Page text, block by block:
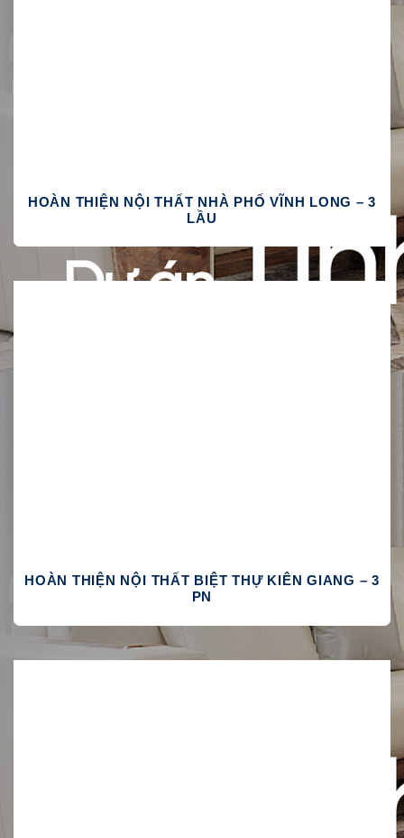
HOÀN THIỆN NỘI THẤT NHÀ PHỐ VĨNH LONG – 3
LẦU
HOÀN THIỆN NỘI THẤT BIỆT THỰ KIÊN GIANG – 3
PN